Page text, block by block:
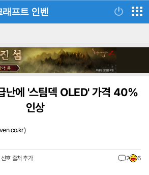
래프트 인벤
난에 '스팀덱 OLED' 가격 40%
인상
)
호 출처 추가 2 6